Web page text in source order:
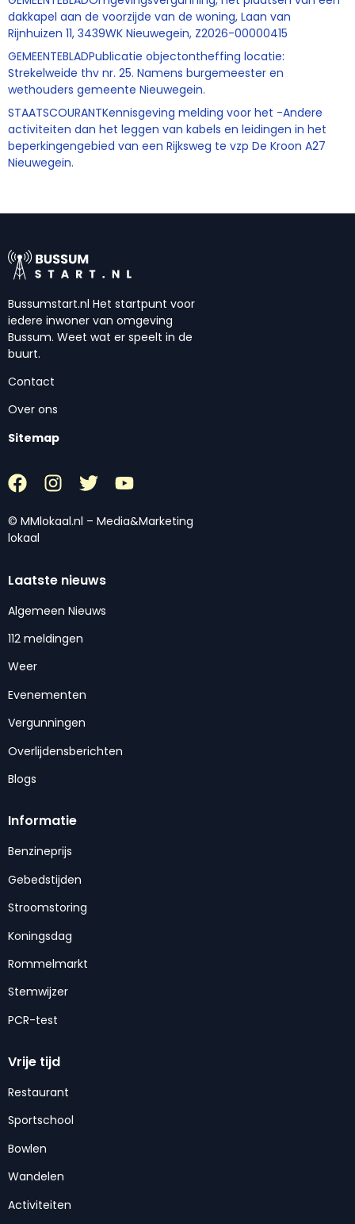
dakkapel aan de voorzijde van de woning, Laan van
Rijnhuizen 11, 3439WK Nieuwegein, Z2026-00000415
GEMEENTEBLADPublicatie objectontheffing locatie:
Strekelweide thv nr. 25. Namens burgemeester en
wethouders gemeente Nieuwegein.
STAATSCOURANTKennisgeving melding voor het -Andere
activiteiten dan het leggen van kabels en leidingen in het
beperkingengebied van een Rijksweg te vzp De Kroon A27
Nieuwegein.
Bussumstart.nl Het startpunt voor
iedere inwoner van omgeving
Bussum. Weet wat er speelt in de
buurt.
Contact
Over ons
Sitemap
© MMlokaal.nl – Media&Marketing
lokaal
Laatste nieuws
Algemeen Nieuws
112 meldingen
Weer
Evenementen
Vergunningen
Overlijdensberichten
Blogs
Informatie
Benzineprijs
Gebedstijden
Stroomstoring
Koningsdag
Rommelmarkt
Stemwijzer
PCR-test
Vrije tijd
Restaurant
Sportschool
Bowlen
Wandelen
Activiteiten